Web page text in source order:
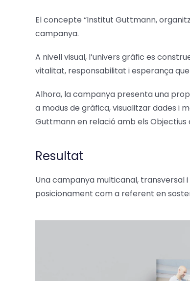
El concepte “Institut Guttmann,
campanya.
A nivell visual, l’univers gràfic es
vitalitat, responsabilitat i esperança
Alhora, la campanya presenta una
a modus de gràfica, visualitzar dades i
Guttmann en relació amb els Objectius
Resultat
Una campanya multicanal, transversal
posicionament com a referent en